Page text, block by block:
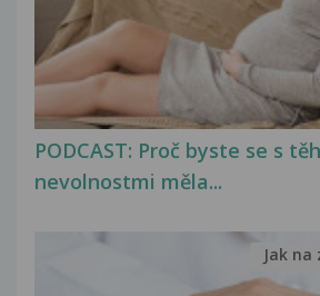
PODCAST: Proč byste se s
nevolnostmi měla...
Jak